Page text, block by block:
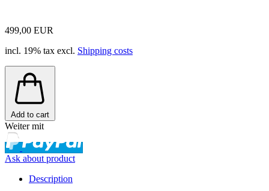
499,00 EUR
incl. 19% tax excl. Shipping costs
Add to cart
Weiter mit
Ask about product
Description